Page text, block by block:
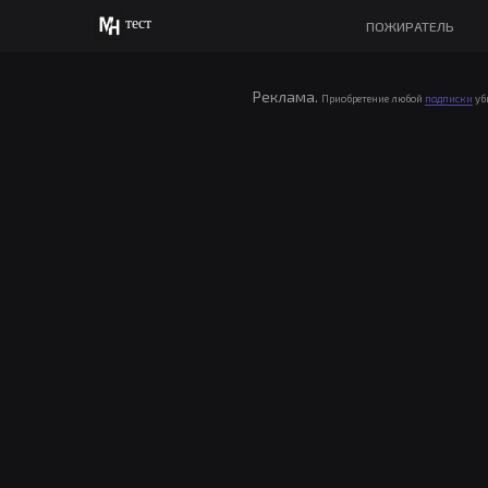
тест ПОЖИРАТЕЛЬ
Реклама. Приобретение любой подписки